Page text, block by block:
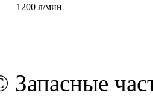
1200 л/мин